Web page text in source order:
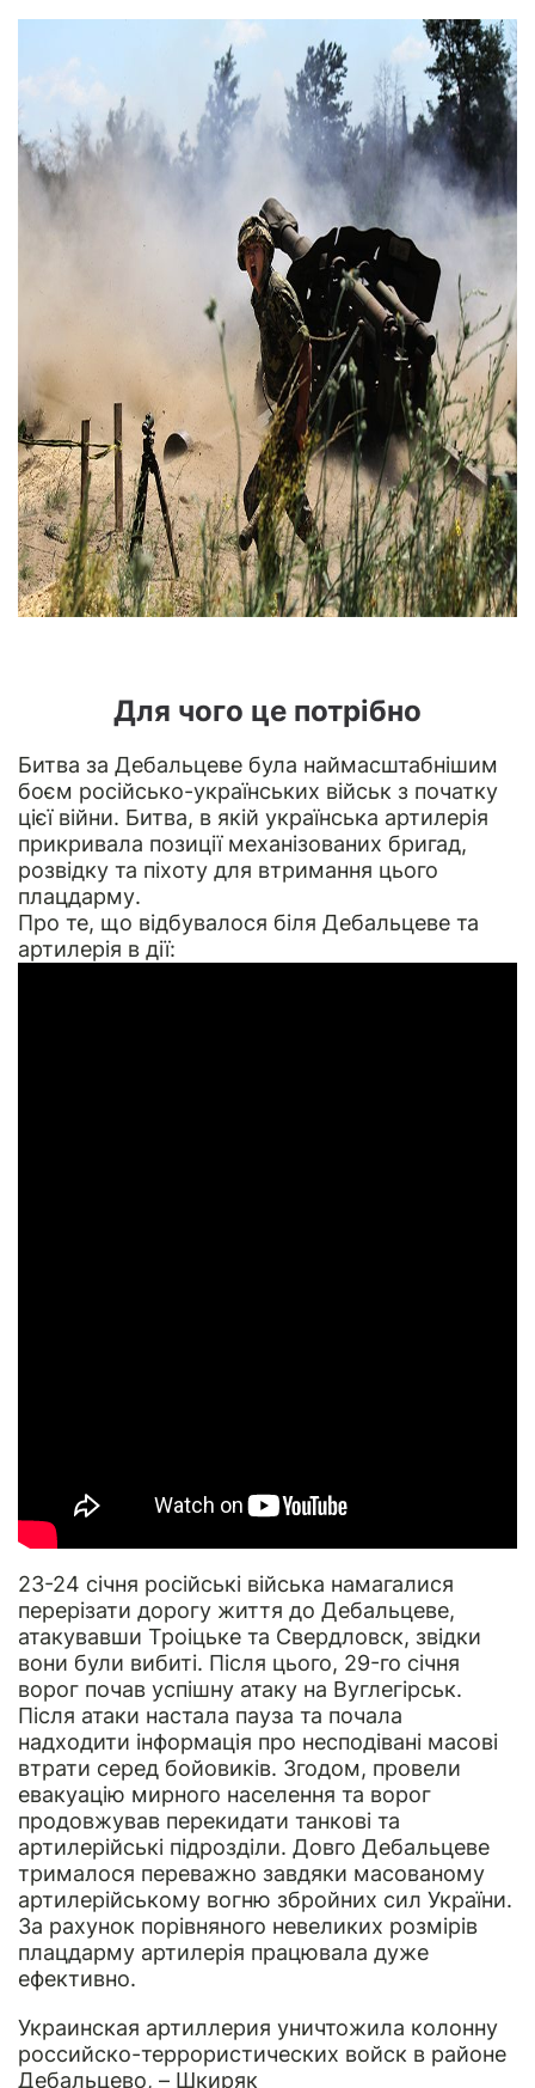
Для чого це потрібно
Битва за Дебальцеве була наймасштабнішим
боєм російсько-українських військ з початку
цієї війни. Битва, в якій українська артилерія
прикривала позиції механізованих бригад,
розвідку та піхоту для втримання цього
плацдарму.
Про те, що відбувалося біля Дебальцеве та
артилерія в дії:
23-24 січня російські війська намагалися
перерізати дорогу життя до Дебальцеве,
атакувавши Троіцьке та Свердловск, звідки
вони були вибиті. Після цього, 29-го січня
ворог почав успішну атаку на Вуглегірськ.
Після атаки настала пауза та почала
надходити інформація про несподівані масові
втрати серед бойовиків. Згодом, провели
евакуацію мирного населення та ворог
продовжував перекидати танкові та
артилерійські підрозділи. Довго Дебальцеве
трималося переважно завдяки масованому
артилерійському вогню збройних сил України.
За рахунок порівняного невеликих розмірів
плацдарму артилерія працювала дуже
ефективно.
Украинская артиллерия уничтожила колонну
российско-террористических войск в районе
Дебальцево, – Шкиряк